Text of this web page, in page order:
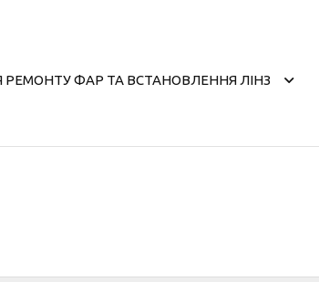
РЕМОНТУ ФАР ТА ВСТАНОВЛЕННЯ ЛІНЗ